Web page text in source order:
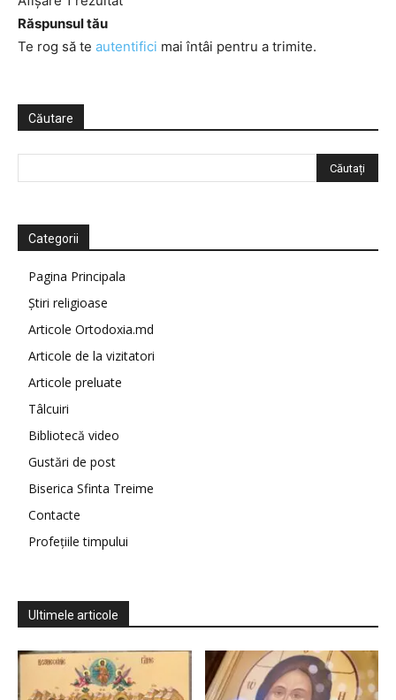
Răspunsul tău
Te rog să te autentifici mai întâi pentru a trimite.
Căutare
Categorii
Pagina Principala
Știri religioase
Articole Ortodoxia.md
Articole de la vizitatori
Articole preluate
Tâlcuiri
Bibliotecă video
Gustări de post
Biserica Sfinta Treime
Contacte
Profețiile timpului
Ultimele articole